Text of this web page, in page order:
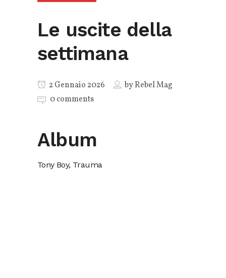
Le uscite della
settimana
2 Gennaio 2026 byRebel Mag
0 comments
Album
Tony Boy, Trauma